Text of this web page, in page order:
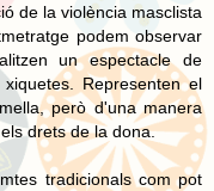
de la violència masclista
podem observar
un espectacle de
Representen el
però d'una manera
drets de la dona.
tradicionals com pot